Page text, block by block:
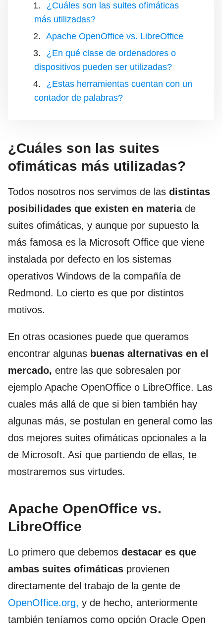
¿Cuáles son las suites ofimáticas
más utilizadas?
Apache OpenOffice vs. LibreOffice
¿En qué clase de ordenadores o
dispositivos pueden ser utilizadas?
¿Estas herramientas cuentan con un
contador de palabras?
¿Cuáles son las suites
ofimáticas más utilizadas?
Todos nosotros nos servimos de las distintas
posibilidades que existen en materiade
suites ofimáticas, y aunque por supuesto la
más famosa es la Microsoft Office que viene
instalada por defecto en los sistemas
operativos Windows de la compañía de
Redmond. Lo cierto es que por distintos
motivos.
En otras ocasiones puede que queramos
encontrar algunas buenas alternativas en el
mercado, entre las que sobresalen por
ejemplo Apache OpenOffice o LibreOffice. Las
cuales más allá de que si bien también hay
algunas más, se postulan en general como las
dos mejores suites ofimáticas opcionales a la
de Microsoft. Así que partiendo de ellas, te
mostraremos sus virtudes.
Apache OpenOffice vs.
LibreOffice
Lo primero que debemos destacar es que
ambas suites ofimáticas provienen
directamente del trabajo de la gente de
OpenOffice.org, y de hecho, anteriormente
también teníamos como opción Oracle Open